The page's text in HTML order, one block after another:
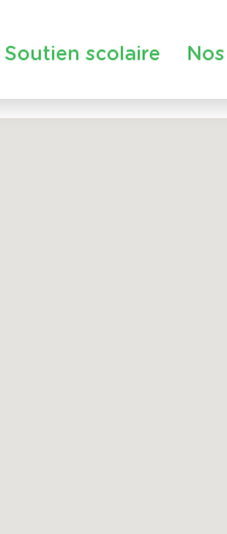
Soutien scolaire